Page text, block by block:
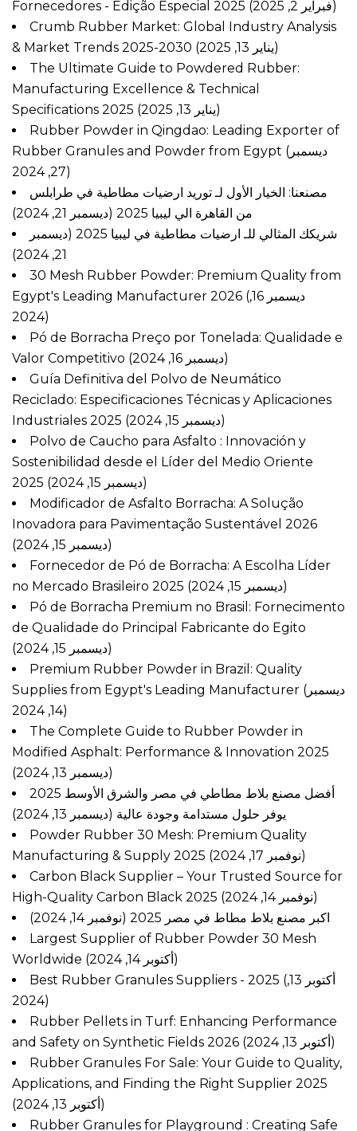
Fornecedores - Edição Especial 2025
(فبراير 2, 2025)
Crumb Rubber Market: Global Industry Analysis
& Market Trends 2025-2030
(يناير 13, 2025)
The Ultimate Guide to Powdered Rubber:
Manufacturing Excellence & Technical
Specifications 2025
(يناير 13, 2025)
Rubber Powder in Qingdao: Leading Exporter of
Rubber Granules and Powder from Egypt (ديسمبر
27, 2024)
مصنعنا: الخيار الأول لـ توريد ارضيات مطاطية في طرابلس
من القاهرة الي ليبيا 2025
(ديسمبر 21, 2024)
شريكك المثالي للـ ارضيات مطاطية في ليبيا 2025
(ديسمبر
21, 2024)
30 Mesh Rubber Powder: Premium Quality from
Egypt's Leading Manufacturer 2026 (ديسمبر 16,
2024)
Pó de Borracha Preço por Tonelada: Qualidade e
Valor Competitivo
(ديسمبر 16, 2024)
Guía Definitiva del Polvo de Neumático
Reciclado: Especificaciones Técnicas y Aplicaciones
Industriales 2025
(ديسمبر 15, 2024)
Polvo de Caucho para Asfalto : Innovación y
Sostenibilidad desde el Líder del Medio Oriente
2025
(ديسمبر 15, 2024)
Modificador de Asfalto Borracha: A Solução
Inovadora para Pavimentação Sustentável 2026
(ديسمبر 15, 2024)
Fornecedor de Pó de Borracha: A Escolha Líder
no Mercado Brasileiro 2025
(ديسمبر 15, 2024)
Pó de Borracha Premium no Brasil: Fornecimento
de Qualidade do Principal Fabricante do Egito
(ديسمبر 15, 2024)
Premium Rubber Powder in Brazil: Quality
Supplies from Egypt's Leading Manufacturer (ديسمبر
14, 2024)
The Complete Guide to Rubber Powder in
Modified Asphalt: Performance & Innovation 2025
(ديسمبر 13, 2024)
أفضل مصنع بلاط مطاطي في مصر والشرق الأوسط 2025
يوفر حلول مستدامة وجودة عالية (ديسمبر 13, 2024)
Powder Rubber 30 Mesh: Premium Quality
Manufacturing & Supply 2025
(نوفمبر 17, 2024)
Carbon Black Supplier – Your Trusted Source for
High-Quality Carbon Black 2025
(نوفمبر 14, 2024)
اكبر مصنع بلاط مطاط في مصر 2025
(نوفمبر 14, 2024)
Largest Supplier of Rubber Powder 30 Mesh
Worldwide
(أكتوبر 14, 2024)
Best Rubber Granules Suppliers - 2025 (أكتوبر 13,
2024)
Rubber Pellets in Turf: Enhancing Performance
and Safety on Synthetic Fields 2026
(أكتوبر 13, 2024)
Rubber Granules For Sale: Your Guide to Quality,
Applications, and Finding the Right Supplier 2025
(أكتوبر 13, 2024)
Rubber Granules for Playground : Creating Safe